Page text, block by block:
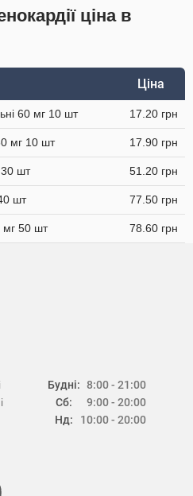
ціна в
Ціна
60 мг 10 шт 17.20 грн
мг 10 шт 17.90 грн
шт 51.20 грн
шт 77.50 грн
мг 50 шт 78.60 грн
Будні:
Сб:
Нд:
8:00 - 21:00
9:00 - 20:00
10:00 - 20:00